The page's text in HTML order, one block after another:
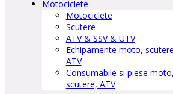
Motociclete
Motociclete
Scutere
ATV & SSV & UTV
Echipamente moto,
ATV
Consumabile si piese moto,
scutere, ATV